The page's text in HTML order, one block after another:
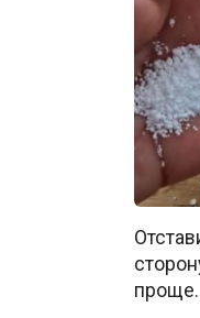
проще.